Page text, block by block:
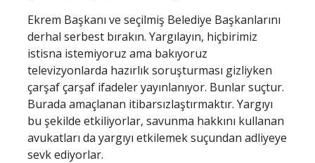
Ekrem Başkanı ve seçilmiş Belediye Başkanlarını
derhal serbest bırakın. Yargılayın, hiçbirimiz
istisna istemiyoruz ama bakıyoruz
televizyonlarda hazırlık soruşturması gizliyken
çarşaf çarşaf ifadeler yayınlanıyor. Bunlar suçtur.
Burada amaçlanan itibarsızlaştırmaktır. Yargıyı
bu şekilde etkiliyorlar, savunma hakkını kullanan
avukatları da yargıyı etkilemek suçundan adliyeye
sevk ediyorlar.